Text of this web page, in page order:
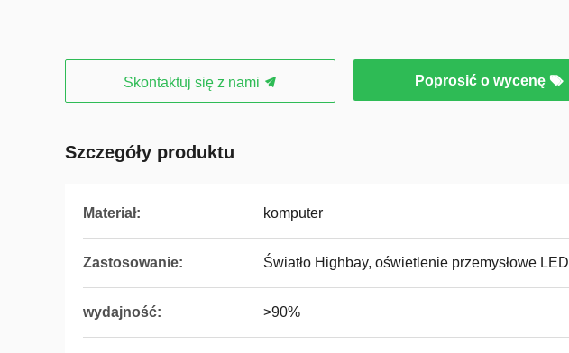
Skontaktuj się z nami Poprosić o wycenę
Szczegóły produktu
Materiał: komputer
Zastosowanie: Światło Highbay, oświetlenie przemysłowe LED
wydajność: >90%